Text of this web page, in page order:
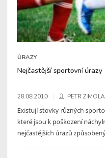
ÚRAZY
Nejčastější sportovní úrazy
28.08.2010 PETR ZIMOLA
Existují stovky různých
které jsou k poškození
nejčastějších úrazů